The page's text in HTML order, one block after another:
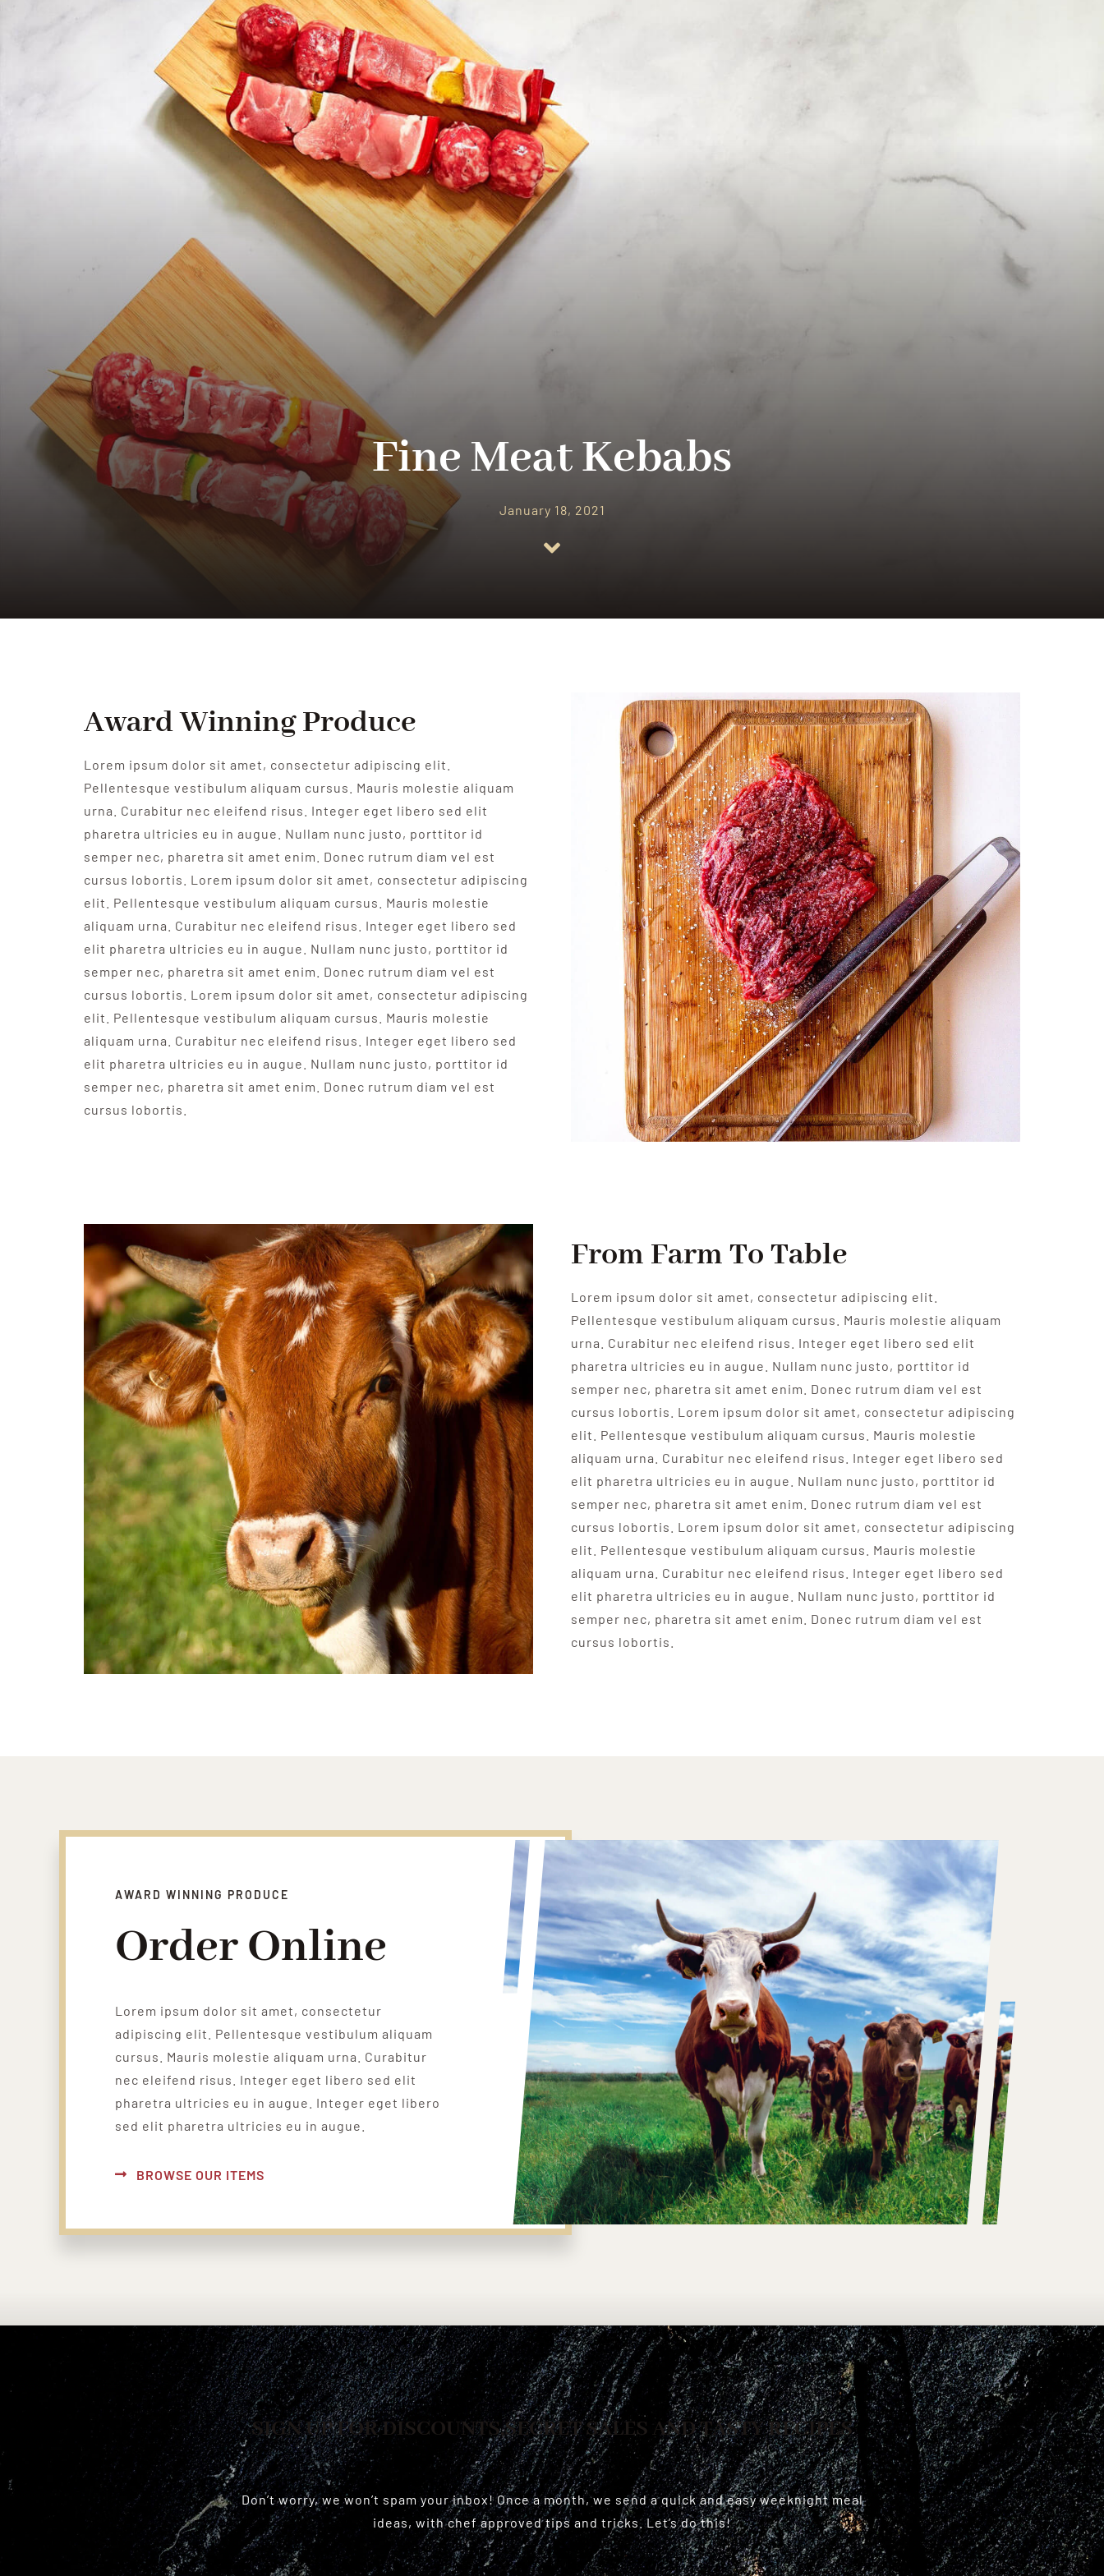
Fine Meat Kebabs
January 18, 2021
Award Winning Produce
Lorem ipsum dolor sit amet, consectetur adipiscing elit.
Pellentesque vestibulum aliquam cursus. Mauris molestie aliquam
urna. Curabitur nec eleifend risus. Integer eget libero sed elit
pharetra ultricies eu in augue. Nullam nunc justo, porttitor id
semper nec, pharetra sit amet enim. Donec rutrum diam vel est
cursus lobortis. Lorem ipsum dolor sit amet, consectetur adipiscing
elit. Pellentesque vestibulum aliquam cursus. Mauris molestie
aliquam urna. Curabitur nec eleifend risus. Integer eget libero sed
elit pharetra ultricies eu in augue. Nullam nunc justo, porttitor id
semper nec, pharetra sit amet enim. Donec rutrum diam vel est
cursus lobortis. Lorem ipsum dolor sit amet, consectetur adipiscing
elit. Pellentesque vestibulum aliquam cursus. Mauris molestie
aliquam urna. Curabitur nec eleifend risus. Integer eget libero sed
elit pharetra ultricies eu in augue. Nullam nunc justo, porttitor id
semper nec, pharetra sit amet enim. Donec rutrum diam vel est
cursus lobortis.
From Farm To Table
Lorem ipsum dolor sit amet, consectetur adipiscing elit.
Pellentesque vestibulum aliquam cursus. Mauris molestie aliquam
urna. Curabitur nec eleifend risus. Integer eget libero sed elit
pharetra ultricies eu in augue. Nullam nunc justo, porttitor id
semper nec, pharetra sit amet enim. Donec rutrum diam vel est
cursus lobortis. Lorem ipsum dolor sit amet, consectetur adipiscing
elit. Pellentesque vestibulum aliquam cursus. Mauris molestie
aliquam urna. Curabitur nec eleifend risus. Integer eget libero sed
elit pharetra ultricies eu in augue. Nullam nunc justo, porttitor id
semper nec, pharetra sit amet enim. Donec rutrum diam vel est
cursus lobortis. Lorem ipsum dolor sit amet, consectetur adipiscing
elit. Pellentesque vestibulum aliquam cursus. Mauris molestie
aliquam urna. Curabitur nec eleifend risus. Integer eget libero sed
elit pharetra ultricies eu in augue. Nullam nunc justo, porttitor id
semper nec, pharetra sit amet enim. Donec rutrum diam vel est
cursus lobortis.
AWARD WINNING PRODUCE
Order Online
Lorem ipsum dolor sit amet, consectetur
adipiscing elit. Pellentesque vestibulum aliquam
cursus. Mauris molestie aliquam urna. Curabitur
nec eleifend risus. Integer eget libero sed elit
pharetra ultricies eu in augue. Integer eget libero
sed elit pharetra ultricies eu in augue.
BROWSE OUR ITEMS
SIGN UP FOR DISCOUNTS,SECRET SALES AND TASTY RECIPES
Don’t worry, we won’t spam your inbox! Once a month, we send a quick and easy weeknight meal
ideas, with chef approved tips and tricks. Let’s do this!